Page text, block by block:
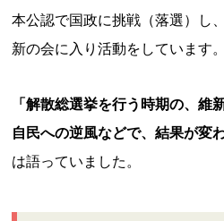
本公認で国政に挑戦（落選）し
新の会に入り活動をしています。
「解散総選挙を行う時期の、維
自民への逆風などで、結果が変
は語っていました。